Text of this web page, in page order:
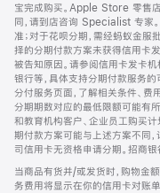
宝完成购买。Apple Store 零售
同，请到店咨询 Specialist 专家
准；对于花呗分期，需经蚂蚁金服
择的分期付款方案未获得信用卡
被告知原因。请参阅信用卡发卡
银行等，具体支持分期付款服务
分付服务页面，了解相关条件、费
分期期数对应的最低限额可能有
和教育机构客户、企业员工购买
期付款方案可能与上述方案不同
司信用卡无资格申请分期。招商
当商品有货并/或发货时，购物金
务费用将显示在你的信用卡对账单